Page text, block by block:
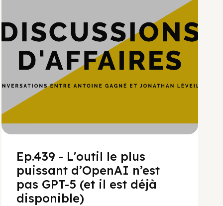
Ep.439 - L'outil le plus
puissant d’OpenAI n’est
pas GPT-5 (et il est déjà
disponible)